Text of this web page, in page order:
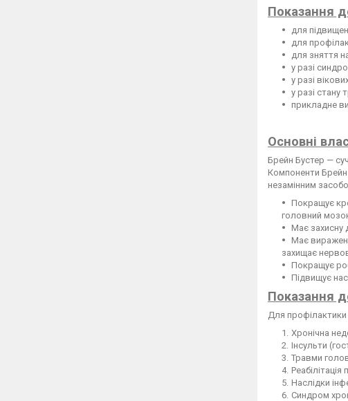
Показання
для
для
для зняття
у разі
у разі
у разі стану
прикладне
Основні
Брейн Бустер —
Компоненти Брейн
незамінним
Покращує
головний
Має захисну
Має
захищає
Покращує
Підвищує
Показання
Для профілактики
Хронічна
Інсульти
Травми
Реабілітація
Наслідки
Синдром